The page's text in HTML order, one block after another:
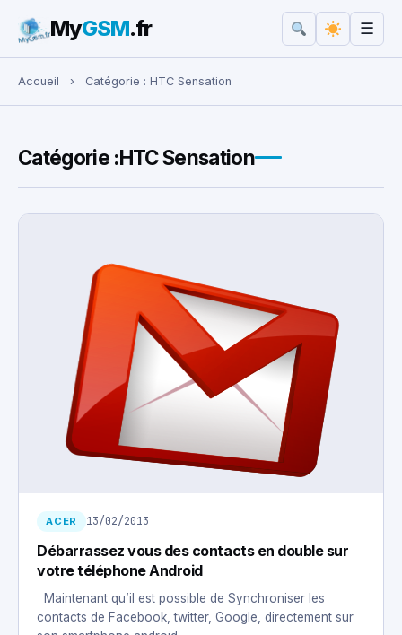
Rechercher :
MyGSM.fr ☰
Accueil › Catégorie : HTC Sensation
Catégorie :HTC Sensation
ACER 13/02/2013
Débarrassez vous des contacts en double sur
votre téléphone Android
Maintenant qu’il est possible de Synchroniser les
contacts de Facebook, twitter, Google, directement sur